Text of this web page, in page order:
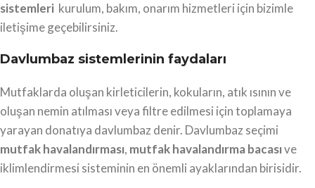
sistemleri kurulum, bakım, onarım hizmetleri için bizimle
iletişime geçebilirsiniz.
Davlumbaz sistemlerinin faydaları
Mutfaklarda oluşan kirleticilerin, kokuların, atık ısının ve
oluşan nemin atılması veya filtre edilmesi için toplamaya
yarayan donatıya davlumbaz denir. Davlumbaz seçimi
mutfak havalandırması, mutfak havalandırma bacasıve
iklimlendirmesi sisteminin en önemli ayaklarından birisidir.